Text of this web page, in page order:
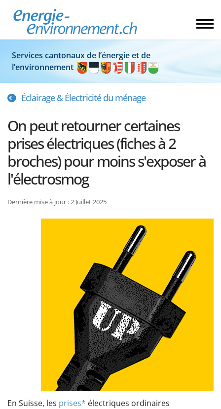
Services cantonaux de l’énergie et de
l’environnement
Éclairage & Électricité du ménage
On peut retourner certaines
prises électriques (fiches à 2
broches) pour moins s'exposer à
l'électrosmog
Dernière mise à jour : 2 Juillet 2025
En Suisse, les prises* électriques ordinaires